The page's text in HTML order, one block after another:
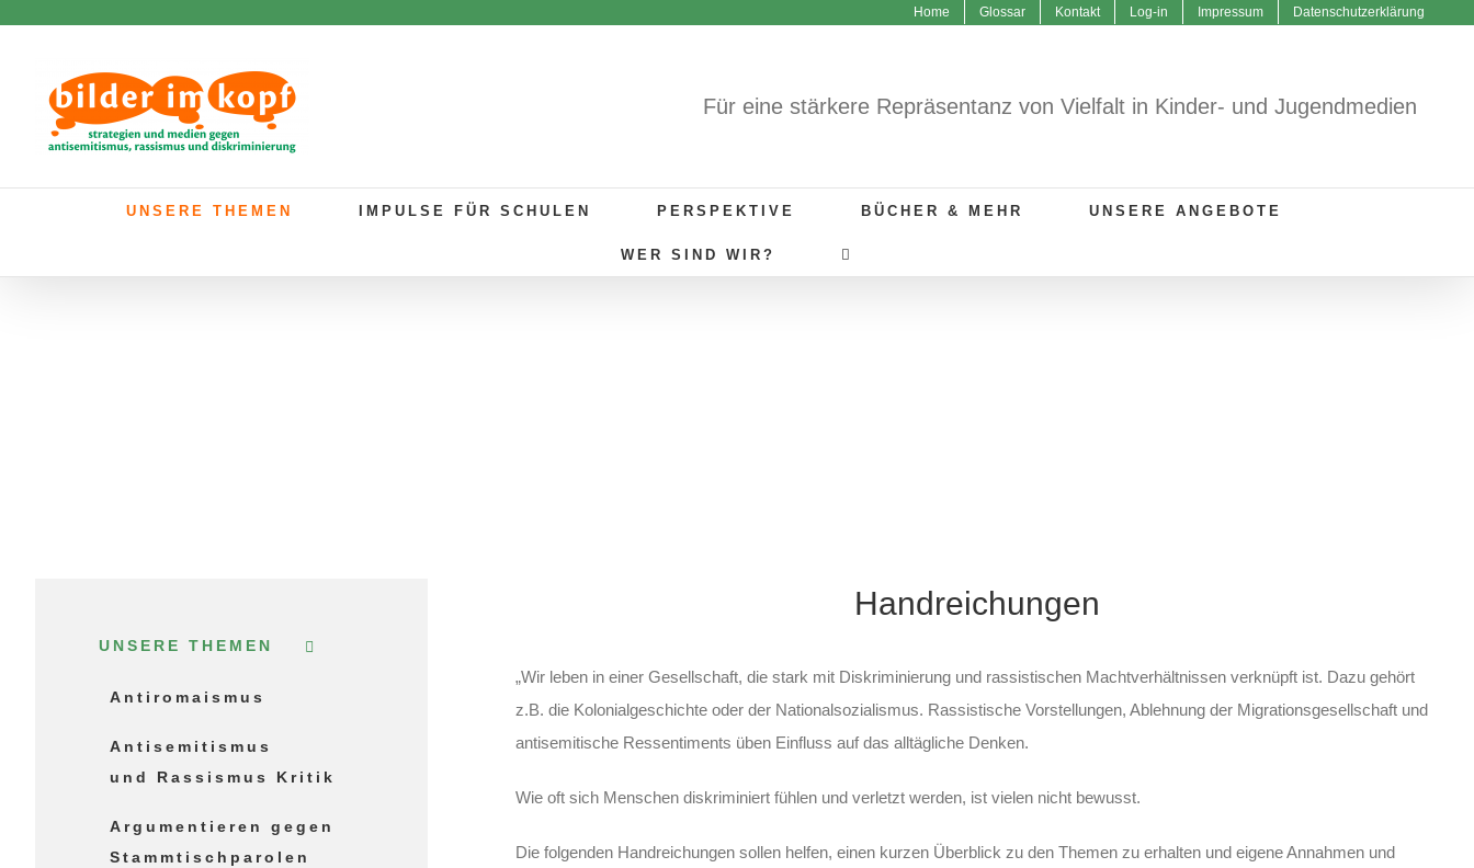
Home Glossar Kontakt Log-in Impressum Datenschutzerklärung
Für eine stärkere Repräsentanz von Vielfalt in Kinder- und Jugendmedien
UNSERE THEMEN IMPULSE FÜR SCHULEN PERSPEKTIVE BÜCHER & MEHR UNSERE ANGEBOTE
WER SIND WIR?
Handreichungen
„Wir leben in einer Gesellschaft, die stark mit Diskriminierung und rassistischen Machtverhältnissen verknüpft ist. Dazu gehört
z.B. die Kolonialgeschichte oder der Nationalsozialismus. Rassistische Vorstellungen, Ablehnung der Migrationsgesellschaft und
antisemitische Ressentiments üben Einfluss auf das alltägliche Denken.
Wie oft sich Menschen diskriminiert fühlen und verletzt werden, ist vielen nicht bewusst.
Die folgenden Handreichungen sollen helfen, einen kurzen Überblick zu den Themen zu erhalten und eigene Annahmen und
UNSERE THEMEN
Antiromaismus
Antisemitismus
und Rassismus Kritik
Argumentieren gegen
Stammtischparolen